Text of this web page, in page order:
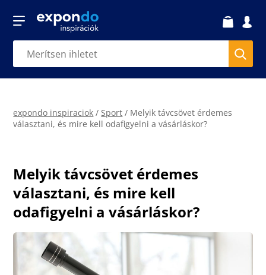
expondo inspiraciok /Sport / Melyik távcsövet érdemes
választani, és mire kell odafigyelni a vásárláskor?
Melyik távcsövet érdemes
választani, és mire kell
odafigyelni a vásárláskor?